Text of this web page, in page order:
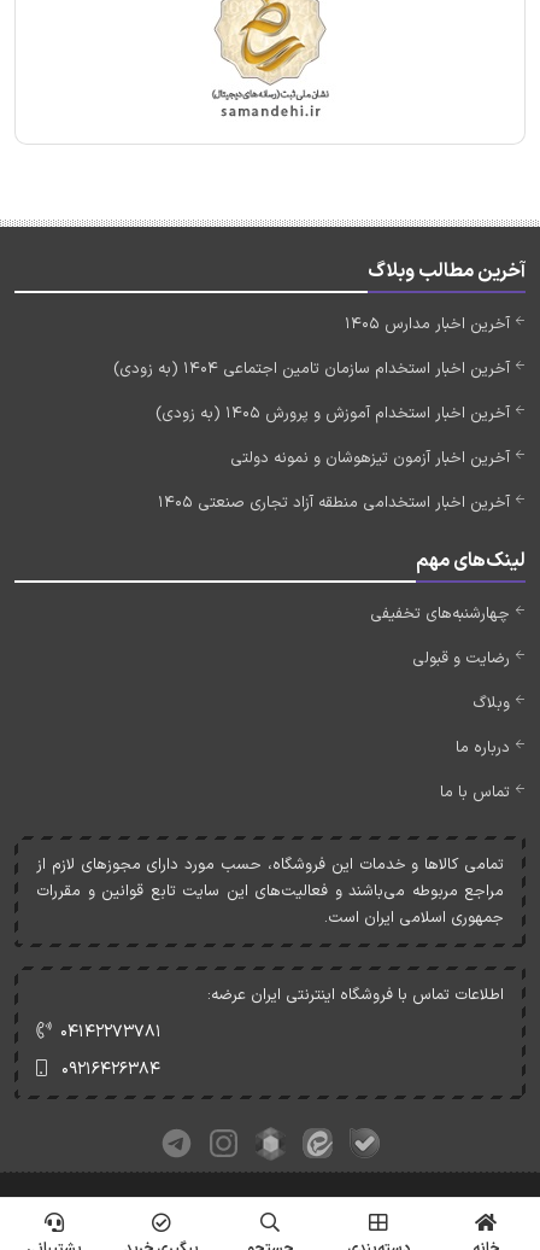
آخرین مطالب وبلاگ
آخرین اخبار مدارس 1405
آخرین اخبار استخدام سازمان تامین اجتماعی 1404 (به زودی)
آخرین اخبار استخدام آموزش و پرورش 1405 (به زودی)
آخرین اخبار آزمون تیزهوشان و نمونه دولتی
آخرین اخبار استخدامی منطقه آزاد تجاری صنعتی 1405
لینک‌های مهم
چهارشنبه‌های تخفیفی
رضایت و قبولی
وبلاگ
درباره ما
تماس با ما
تمامی کالاها و خدمات اين فروشگاه، حسب مورد دارای مجوزهای لازم از
مراجع مربوطه می‌باشند و فعاليت‌های اين سايت تابع قوانين و مقررات
جمهوری اسلامی ايران است.
اطلاعات تماس با فروشگاه اینترنتی ایران عرضه:
۰۴۱۴۲۲۷۳۷۸۱
۰۹۲۱۶۴۲۶۳۸۴
کلیه حقوق این وبسایت متعلق به ایران عرضه می‌باشد.
© Copyrights - IranArze.ir - 1405